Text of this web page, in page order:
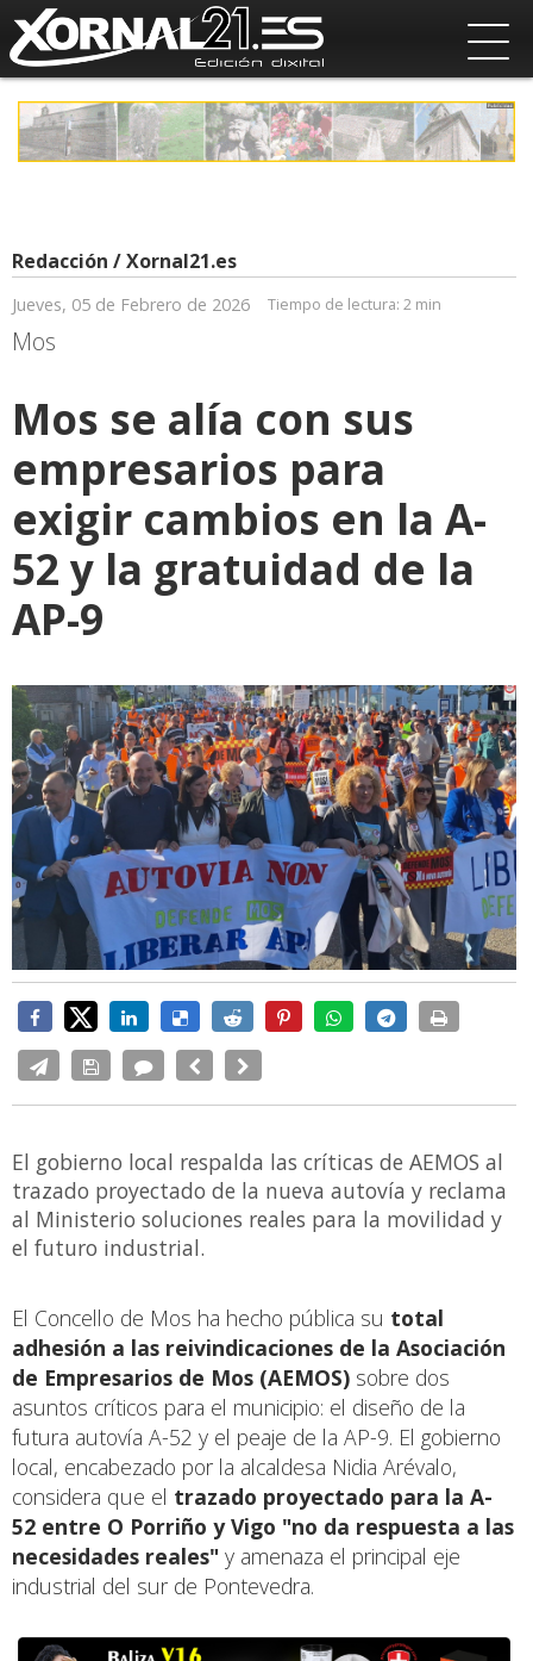
Redacción / Xornal21.es
Jueves, 05 de Febrero de 2026 Tiempo de lectura: 2 min
Mos
Mos se alía con sus
empresarios para
exigir cambios en la A-
52 y la gratuidad de la
AP-9
El gobierno local respalda las críticas de AEMOS al
trazado proyectado de la nueva autovía y reclama
al Ministerio soluciones reales para la movilidad y
el futuro industrial.
El Concello de Mos ha hecho pública su total
adhesión a las reivindicaciones de la Asociación
de Empresarios de Mos (AEMOS) sobre dos
asuntos críticos para el municipio: el diseño de la
futura autovía A-52 y el peaje de la AP-9. El gobierno
local, encabezado por la alcaldesa Nidia Arévalo,
considera que el trazado proyectado para la A-
52 entre O Porriño y Vigo "no da respuesta a las
necesidades reales" y amenaza el principal eje
industrial del sur de Pontevedra.